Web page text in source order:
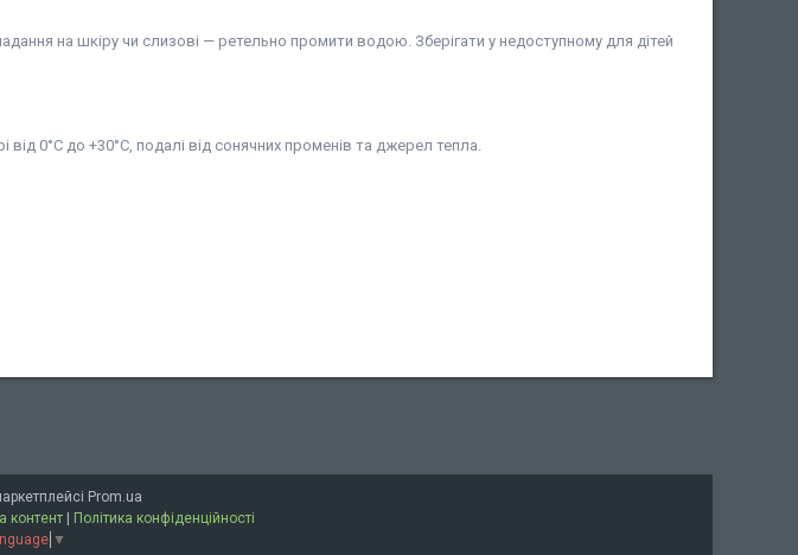
на шкіру чи слизові — ретельно промити водою. Зберігати у недоступному для дітей
від 0°C до +30°C, подалі від сонячних променів та джерел тепла.
Prom.ua
контент | Політика конфіденційності
▼